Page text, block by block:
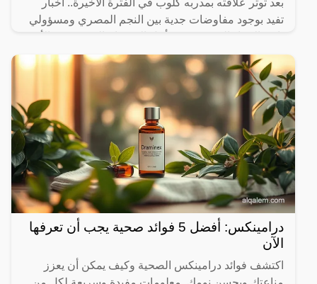
تفيد بوجود مفاوضات جدية بين النجم المصري ومسؤولي
درامينكس: أفضل 5 فوائد صحية يجب أن تعرفها
الآن
اكتشف فوائد درامينكس الصحية وكيف يمكن أن يعزز